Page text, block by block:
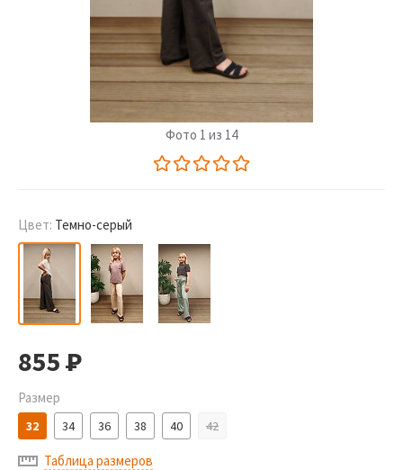
Фото 1 из 14
Цвет: Темно-серый
855Р
Размер
32 34 36 38 40 42
Таблица размеров